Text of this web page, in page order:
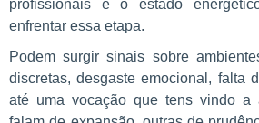
profissionais e o estado
enfrentar essa etapa.
Podem surgir sinais sobre
discretas, desgaste emocional, falta
até uma vocação que tens vindo a